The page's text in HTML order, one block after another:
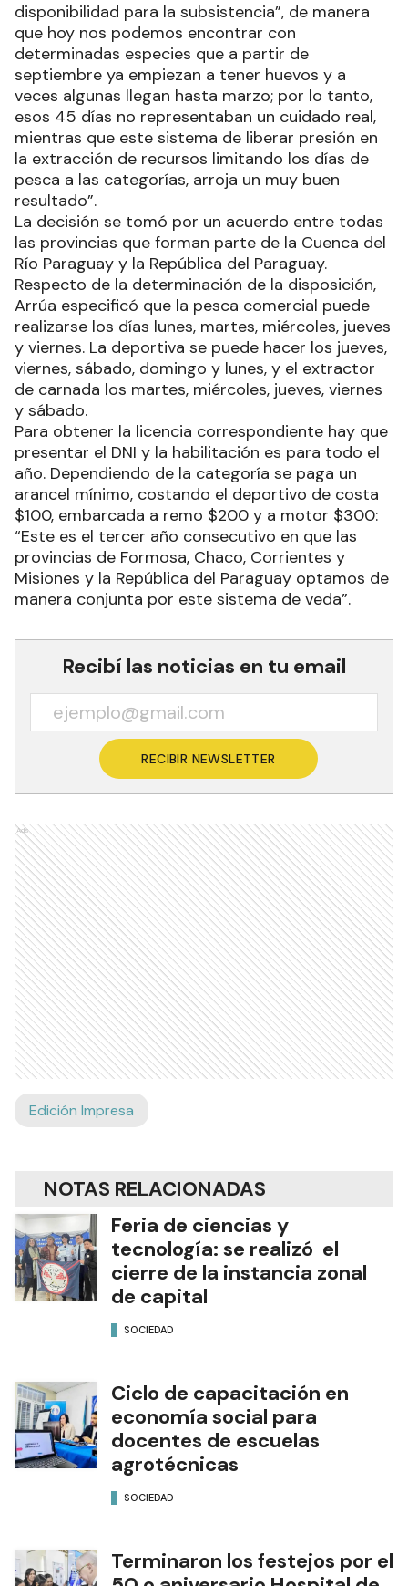
disponibilidad para la subsistencia”, de manera
que hoy nos podemos encontrar con
determinadas especies que a partir de
septiembre ya empiezan a tener huevos y a
veces algunas llegan hasta marzo; por lo tanto,
esos 45 días no representaban un cuidado real,
mientras que este sistema de liberar presión en
la extracción de recursos limitando los días de
pesca a las categorías, arroja un muy buen
resultado”.
La decisión se tomó por un acuerdo entre todas
las provincias que forman parte de la Cuenca del
Río Paraguay y la República del Paraguay.
Respecto de la determinación de la disposición,
Arrúa especificó que la pesca comercial puede
realizarse los días lunes, martes, miércoles, jueves
y viernes. La deportiva se puede hacer los jueves,
viernes, sábado, domingo y lunes, y el extractor
de carnada los martes, miércoles, jueves, viernes
y sábado.
Para obtener la licencia correspondiente hay que
presentar el DNI y la habilitación es para todo el
año. Dependiendo de la categoría se paga un
arancel mínimo, costando el deportivo de costa
$100, embarcada a remo $200 y a motor $300:
“Este es el tercer año consecutivo en que las
provincias de Formosa, Chaco, Corrientes y
Misiones y la República del Paraguay optamos de
manera conjunta por este sistema de veda”.
Recibí las noticias en tu email
RECIBIR NEWSLETTER
Ads
Edición Impresa
NOTAS RELACIONADAS
Feria de ciencias y
tecnología: se realizó el
cierre de la instancia zonal
de capital
SOCIEDAD
Ciclo de capacitación en
economía social para
docentes de escuelas
agrotécnicas
SOCIEDAD
Terminaron los festejos por el